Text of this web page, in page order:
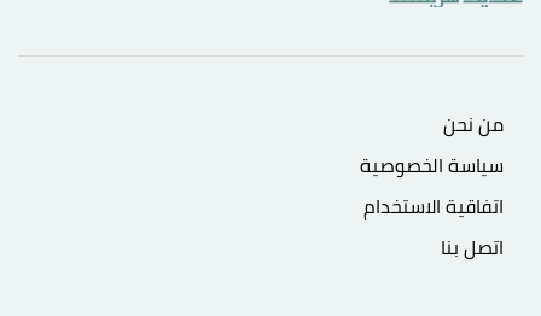
من نحن
سياسة الخصوصية
اتفاقية الاستخدام
اتصل بنا